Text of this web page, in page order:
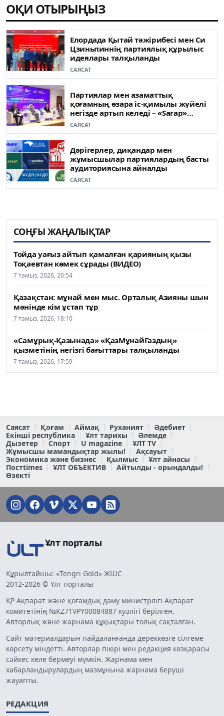
ОҚИ ОТЫРЫҢЫЗ
Елордада Қытай тәжірибесі мен Си
Цзиньпиннің партиялық құрылыс
идеялары талқыланды
САЯСАТ
Партиялар мен азаматтық
қоғамның өзара іс-қимылы жүйелі
негізде артып келеді – «Sarap»
клубының сарапшылары
САЯСАТ
Дәрігерлер, диқандар мен
жұмысшылар партиялардың басты
аудиториясына айналды
САЯСАТ
СОҢҒЫ ЖАҢАЛЫҚТАР
Тойда уағыз айтып қамалған қарияның қызы
Тоқаевтан көмек сұрады (ВИДЕО)
7 тамыз, 2026, 20:54
Қазақстан: мұнай мен мыс. Орталық Азияны шын
мәнінде кім ұстап тұр
7 тамыз, 2026, 18:10
«Самұрық-Қазынада» «ҚазМұнайГаздың»
қызметінің негізгі бағыттары талқыланды
7 тамыз, 2026, 17:59
Саясат Қоғам Аймақ Руханият
Әдебиет
Екінші республика
Ұлт тарихы
Әлемде
Дызетер
Спорт U magazine
ҰЛТ TV
Жұмысшы мамандықтар жылы!
Ақсауыт
Экономика және бизнес
Қылмыс
Ұлт айнасы
Постtimes
ҰЛТ ОБЪЕКТИВ
Айтылды - орындалды!
Өзекті
Ұлт порталы
Құрылтайшы: «Tengri Gold» ЖШС
2012-2026 © Ұлт порталы
ҚР Ақпарат және қоғамдық даму министрлігі Ақпарат
комитетінің №KZ71VPY00084887 куәлігі берілген.
Авторлық және жарнама құқықтары толық сақталған.
Сайт материалдарын пайдаланғанда дереккөзге сілтеме
көрсету міндетті. Авторлар пікірі мен редакция көзқарасы
сәйкес келе бермеуі мүмкін. Жарнама мен
хабарландырулардың мазмұнына жарнама беруші
жауапты.
РЕДАКЦИЯ